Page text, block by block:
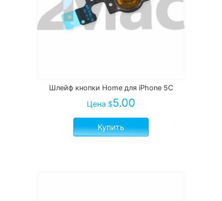
Шлейф кнопки Home для iPhone 5C
Цена $5.00
Купить